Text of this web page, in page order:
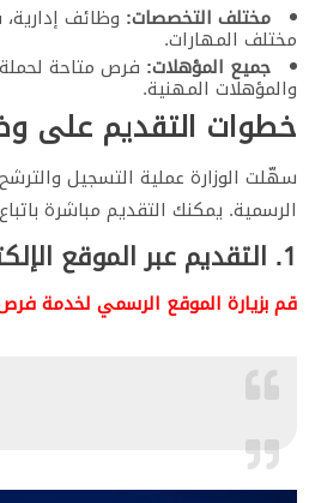
مختلف التخصصات: وظائف
مختلف المهارات.
جميع المؤهلات: فرص متاحة لحملة
والمؤهلات المهنية.
​خطوات التقديم على
​سهّلت الوزارة عملية التسجيل
الرسمية. يمكنك التقديم مباشرة
​1. التقديم عبر الموقع الإلكتروني
​قم بزيارة الموقع الرسمي لخدمة فرص